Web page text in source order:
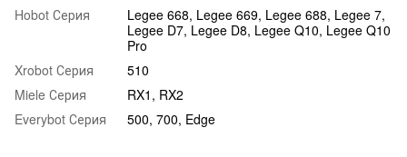
Hobot Серия
Legee 668, Legee 669, Legee 688, Legee 7,
Legee D7, Legee D8, Legee Q10, Legee Q10
Pro
Xrobot Серия
510
Miele Серия
RX1, RX2
Everybot Серия
500, 700, Edge